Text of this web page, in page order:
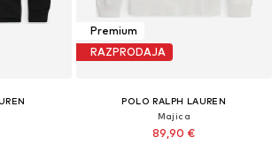
Premium
RAZPRODAJA
POLO RALPH LAUREN
Majica
89,90 €